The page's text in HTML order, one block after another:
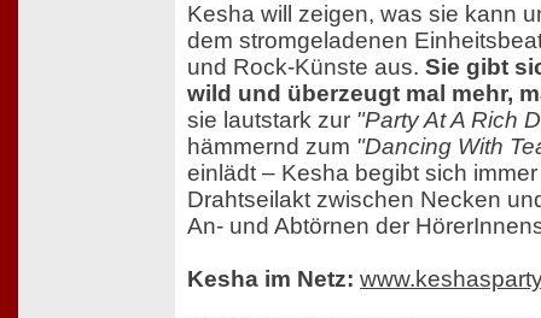
Kesha will zeigen, was sie kann
dem stromgeladenen
und Rock-Künste aus. Sie gibt
wild und überzeugt mal mehr,
sie lautstark zur "Party At A Rich
hämmernd zum "Dancing With
einlädt – Kesha begibt sich
Drahtseilakt zwischen Necken
An- und Abtörnen der
Kesha im Netz: